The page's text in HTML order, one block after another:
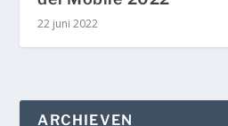
22 juni 2022
ARCHIEVEN